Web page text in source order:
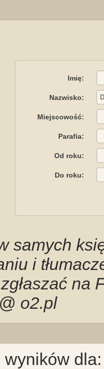
Imię:
Nazwisko:
Miejscowość:
Parafia:
Od roku:
Do roku:
samych
i
na
o2.pl